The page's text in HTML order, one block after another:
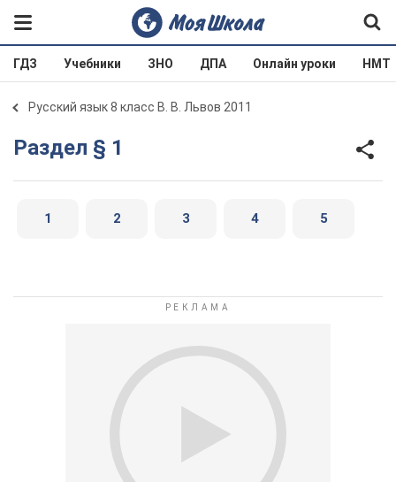
ГДЗ Учебники ЗНО ДПА Онлайн уроки НМТ
Русский язык 8 класс В. В. Львов 2011
Раздел § 1
1 2 3 4 5